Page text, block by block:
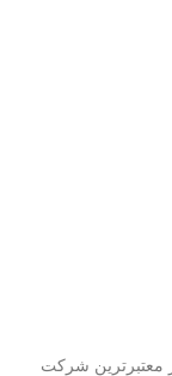
معتبرترین شرکت